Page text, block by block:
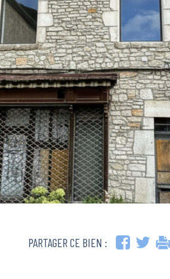
PARTAGER CE BIEN :